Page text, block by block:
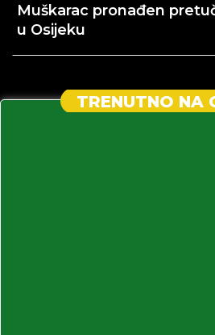
Muškarac pronađen
u Osijeku
TRENUTNO NA